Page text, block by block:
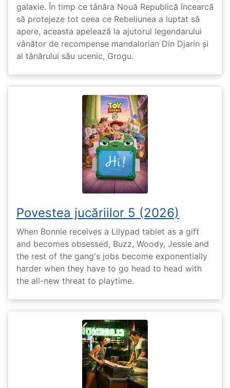
galaxie. În timp ce tânăra Nouă Republică încearcă
să protejeze tot ceea ce Rebeliunea a luptat să
apere, aceasta apelează la ajutorul legendarului
vânător de recompense mandalorian Din Djarin și
al tânărului său ucenic, Grogu.
Povestea jucăriilor 5 (2026)
When Bonnie receives a Lilypad tablet as a gift
and becomes obsessed, Buzz, Woody, Jessie and
the rest of the gang's jobs become exponentially
harder when they have to go head to head with
the all-new threat to playtime.